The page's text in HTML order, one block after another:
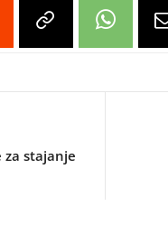
za stajanje